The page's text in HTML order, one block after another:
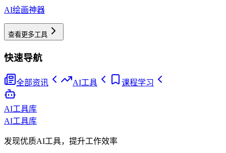
AI绘画神器
查看更多工具
快速导航
全部资讯 AI工具 课程学习
AI工具库
AI工具库
发现优质AI工具，提升工作效率